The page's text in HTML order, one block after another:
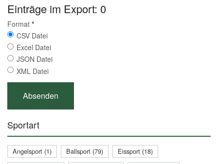
Einträge im Export: 0
Format *
CSV Datei
Excel Datei
JSON Datei
XML Datei
Sportart
Angelsport (1) Ballsport (79)
Eissport (18)